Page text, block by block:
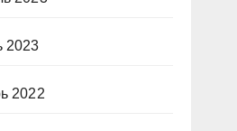
2023
2022